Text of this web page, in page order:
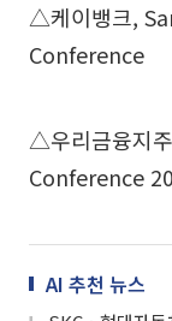
△케이뱅크,
Conference
△우리금융지
Conference
AI 추천 뉴스